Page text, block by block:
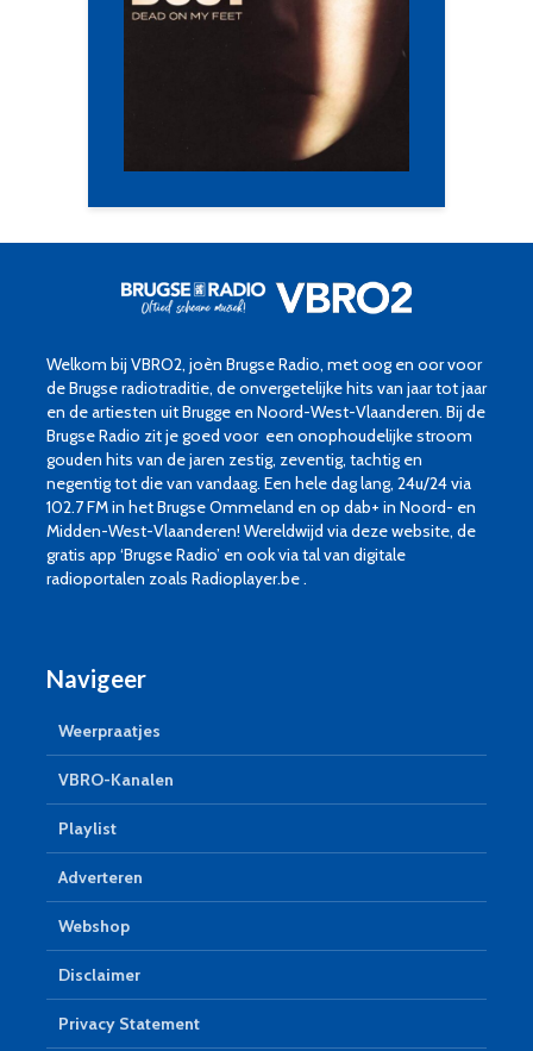
Welkom bij VBRO2, joèn Brugse Radio, met oog en oor voor
de Brugse radiotraditie, de onvergetelijke hits van jaar tot jaar
en de artiesten uit Brugge en Noord-West-Vlaanderen. Bij de
Brugse Radio zit je goed voor een onophoudelijke stroom
gouden hits van de jaren zestig, zeventig, tachtig en
negentig tot die van vandaag. Een hele dag lang, 24u/24 via
102.7 FM in het Brugse Ommeland en op dab+ in Noord- en
Midden-West-Vlaanderen! Wereldwijd via deze website, de
gratis app ‘Brugse Radio’ en ook via tal van digitale
radioportalen zoals Radioplayer.be .
Navigeer
Weerpraatjes
VBRO-Kanalen
Playlist
Adverteren
Webshop
Disclaimer
Privacy Statement